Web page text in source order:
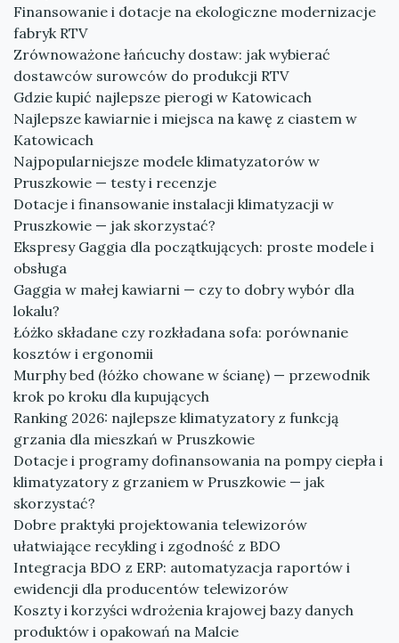
Finansowanie i dotacje na ekologiczne modernizacje
fabryk RTV
Zrównoważone łańcuchy dostaw: jak wybierać
dostawców surowców do produkcji RTV
Gdzie kupić najlepsze pierogi w Katowicach
Najlepsze kawiarnie i miejsca na kawę z ciastem w
Katowicach
Najpopularniejsze modele klimatyzatorów w
Pruszkowie — testy i recenzje
Dotacje i finansowanie instalacji klimatyzacji w
Pruszkowie — jak skorzystać?
Ekspresy Gaggia dla początkujących: proste modele i
obsługa
Gaggia w małej kawiarni — czy to dobry wybór dla
lokalu?
Łóżko składane czy rozkładana sofa: porównanie
kosztów i ergonomii
Murphy bed (łóżko chowane w ścianę) — przewodnik
krok po kroku dla kupujących
Ranking 2026: najlepsze klimatyzatory z funkcją
grzania dla mieszkań w Pruszkowie
Dotacje i programy dofinansowania na pompy ciepła i
klimatyzatory z grzaniem w Pruszkowie — jak
skorzystać?
Dobre praktyki projektowania telewizorów
ułatwiające recykling i zgodność z BDO
Integracja BDO z ERP: automatyzacja raportów i
ewidencji dla producentów telewizorów
Koszty i korzyści wdrożenia krajowej bazy danych
produktów i opakowań na Malcie